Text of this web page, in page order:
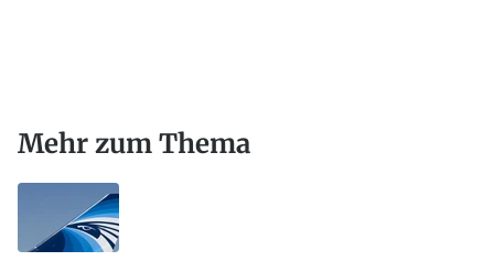
Mehr zum Thema